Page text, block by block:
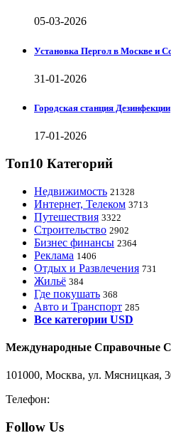
05-03-2026
Установка Пергол в Москве и
31-01-2026
Городская станция Дезинфекции
17-01-2026
Топ10 Категорий
Недвижимость 21328
Интернет, Телеком 3713
Путешествия 3322
Строительство 2902
Бизнес финансы 2364
Реклама 1406
Отдых и Развлечения 731
Жильё 384
Где покушать 368
Авто и Транспорт 285
Все категории USD
Международные Справочные
101000, Москва, ул. Мясницкая,
Телефон:
Follow Us